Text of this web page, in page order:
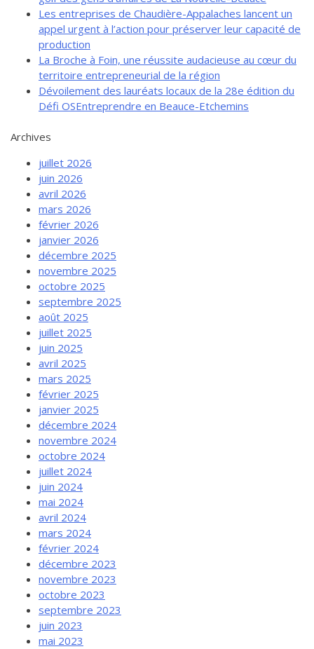
Les entreprises de Chaudière-Appalaches lancent un
appel urgent à l’action pour préserver leur capacité de
production
La Broche à Foin, une réussite audacieuse au cœur du
territoire entrepreneurial de la région
Dévoilement des lauréats locaux de la 28e édition du
Défi OSEntreprendre en Beauce-Etchemins
Archives
juillet 2026
juin 2026
avril 2026
mars 2026
février 2026
janvier 2026
décembre 2025
novembre 2025
octobre 2025
septembre 2025
août 2025
juillet 2025
juin 2025
avril 2025
mars 2025
février 2025
janvier 2025
décembre 2024
novembre 2024
octobre 2024
juillet 2024
juin 2024
mai 2024
avril 2024
mars 2024
février 2024
décembre 2023
novembre 2023
octobre 2023
septembre 2023
juin 2023
mai 2023